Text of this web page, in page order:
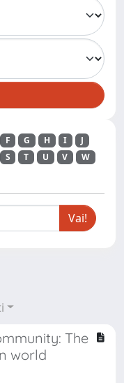
F G H I
J
S T U V
W
The
world